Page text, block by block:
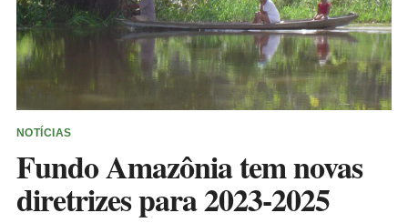
NOTÍCIAS
Fundo Amazônia tem novas
diretrizes para 2023-2025